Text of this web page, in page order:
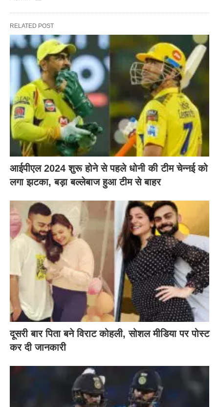
RELATED POST
आईपीएल 2024 शुरू होने से पहले धोनी की टीम चेन्नई को
लगा झटका, बड़ा बल्लेबाज हुआ टीम से बाहर
दूसरी बार‌ पिता बने विराट कोहली, सोशल मीडिया पर पोस्ट
कर दी‌ जानकारी